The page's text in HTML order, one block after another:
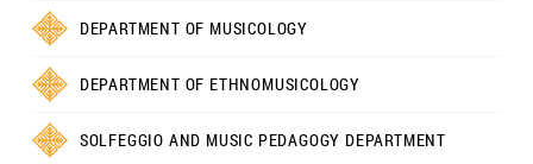
DEPARTMENT OF MUSICOLOGY
DEPARTMENT OF ETHNOMUSICOLOGY
SOLFEGGIO AND MUSIC PEDAGOGY DEPARTMENT